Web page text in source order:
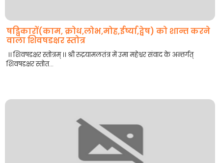
षड्विकारों(काम, क्रोध,लोभ,मोह,ईर्ष्या,द्वेष) को शान्त करने
वाला शिवषडक्षर स्तोत्र
।। शिवषडक्षर स्तोत्रम् ।। श्री रुद्रयामलतंत्र में उमा महेश्वर संवाद के अन्तर्गत्
शिवषडक्षर स्तोत...